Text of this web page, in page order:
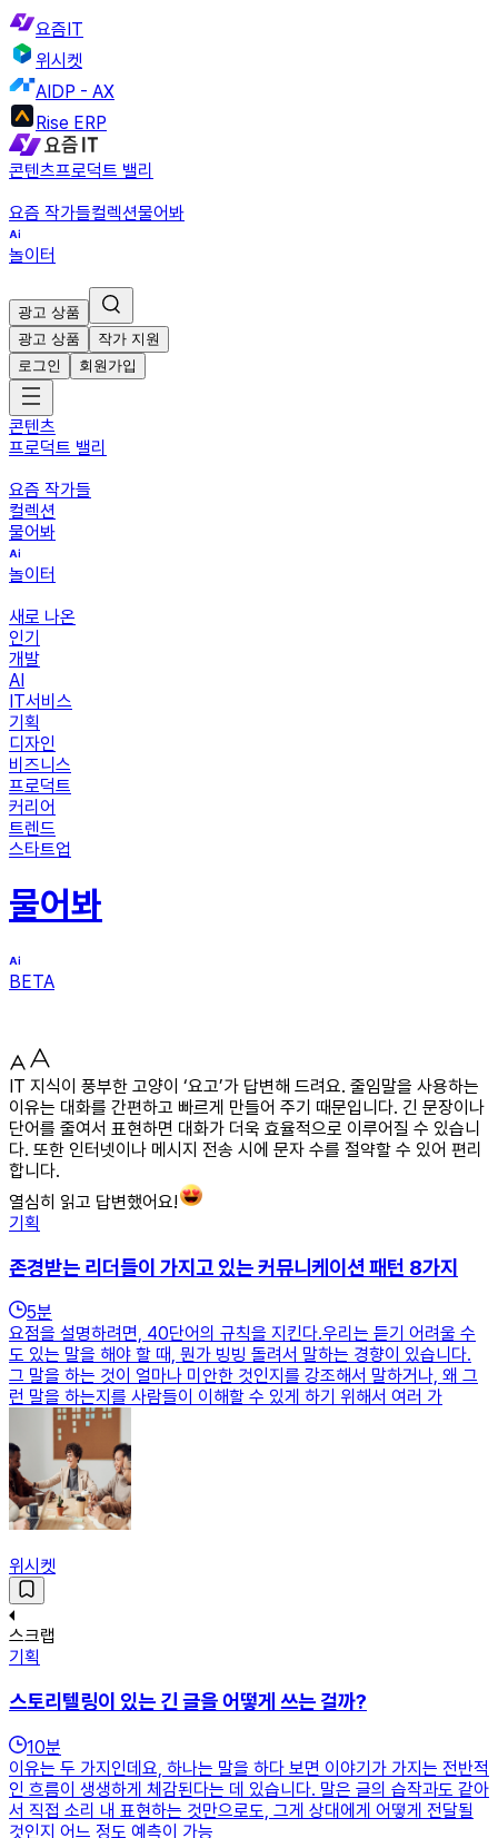
요즘IT
위시켓
AIDP - AX
Rise ERP
콘텐츠프로덕트 밸리
요즘 작가들컬렉션물어봐
놀이터
광고 상품
광고 상품
작가 지원
로그인
회원가입
콘텐츠
프로덕트 밸리
요즘 작가들
컬렉션
물어봐
놀이터
새로 나온
인기
개발
AI
IT서비스
기획
디자인
비즈니스
프로덕트
커리어
트렌드
스타트업
물어봐
BETA
IT 지식이 풍부한 고양이 ‘요고’가 답변해 드려요. 줄임말을 사용하는
이유는 대화를 간편하고 빠르게 만들어 주기 때문입니다. 긴 문장이나
단어를 줄여서 표현하면 대화가 더욱 효율적으로 이루어질 수 있습니
다. 또한 인터넷이나 메시지 전송 시에 문자 수를 절약할 수 있어 편리
합니다.
열심히 읽고 답변했어요!
기획
존경받는 리더들이 가지고 있는 커뮤니케이션 패턴 8가지
5분
요점을 설명하려면, 40단어의 규칙을 지킨다.우리는 듣기 어려울 수
도 있는 말을 해야 할 때, 뭔가 빙빙 돌려서 말하는 경향이 있습니다.
그 말을 하는 것이 얼마나 미안한 것인지를 강조해서 말하거나, 왜 그
런 말을 하는지를 사람들이 이해할 수 있게 하기 위해서 여러 가
위시켓
스크랩
기획
스토리텔링이 있는 긴 글을 어떻게 쓰는 걸까?
10분
이유는 두 가지인데요, 하나는 말을 하다 보면 이야기가 가지는 전반적
인 흐름이 생생하게 체감된다는 데 있습니다. 말은 글의 습작과도 같아
서 직접 소리 내 표현하는 것만으로도, 그게 상대에게 어떻게 전달될
것인지 어느 정도 예측이 가능